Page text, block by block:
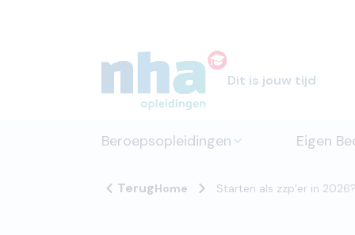
Dit is jouw tijd
Beroepsopleidingen Eigen
TerugHome Starten als zzp’er in